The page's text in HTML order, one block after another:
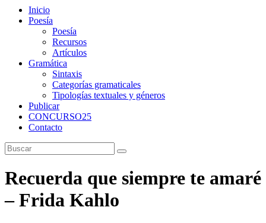
Inicio
Poesía
Poesía
Recursos
Artículos
Gramática
Sintaxis
Categorías gramaticales
Tipologías textuales y géneros
Publicar
CONCURSO25
Contacto
Recuerda que siempre te amaré
– Frida Kahlo